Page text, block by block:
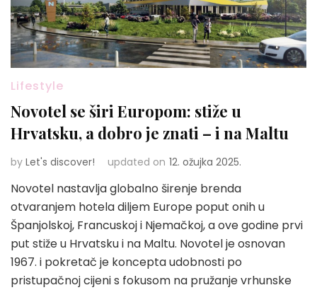
Lifestyle
Novotel se širi Europom: stiže u
Hrvatsku, a dobro je znati – i na Maltu
by Let's discover! updated on 12. ožujka 2025.
Novotel nastavlja globalno širenje brenda
otvaranjem hotela diljem Europe poput onih u
Španjolskoj, Francuskoj i Njemačkoj, a ove godine prvi
put stiže u Hrvatsku i na Maltu. Novotel je osnovan
1967. i pokretač je koncepta udobnosti po
pristupačnoj cijeni s fokusom na pružanje vrhunske